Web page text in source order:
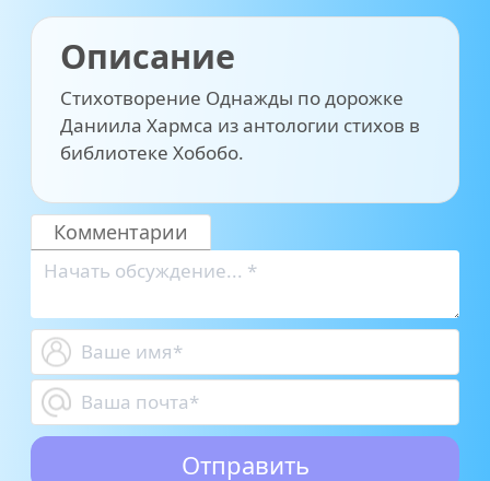
Описание
Стихотворение Однажды по дорожке
Даниила Хармса из антологии стихов в
библиотеке Хобобо.
Комментарии